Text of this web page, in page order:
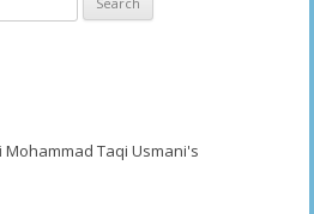
Taqi Usmani's